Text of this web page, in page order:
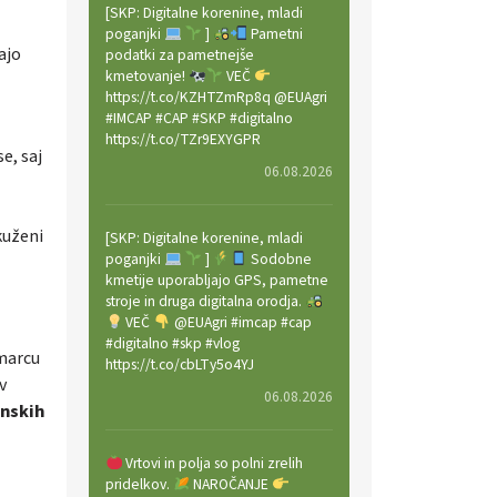
saj
[SKP: Digitalne korenine, mladi
poganjki
]
Pametni
podatki za pametnejše
kmetovanje!
VEČ
https://t.co/KZHTZmRp8q @EUAgri
#IMCAP #CAP #SKP #digitalno
https://t.co/TZr9EXYGPR
06.08.2026
[SKP: Digitalne korenine, mladi
poganjki
]
Sodobne
kmetije uporabljajo GPS, pametne
stroje in druga digitalna orodja.
VEČ
@EUAgri #imcap #cap
#digitalno #skp #vlog
https://t.co/cbLTy5o4YJ
06.08.2026
Vrtovi in polja so polni zrelih
pridelkov.
NAROČANJE